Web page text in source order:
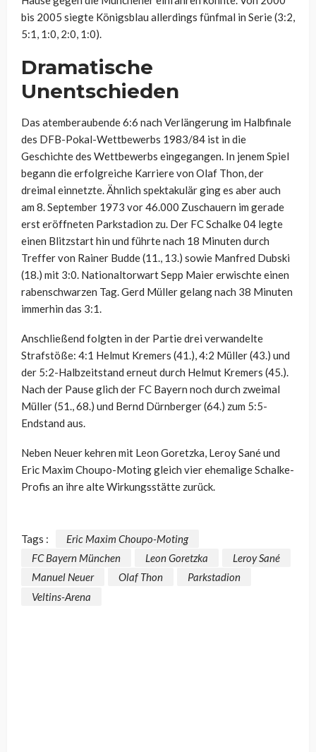
bis 2005 siegte Königsblau allerdings fünfmal in Serie (3:2,
5:1, 1:0, 2:0, 1:0).
Dramatische
Unentschieden
Das atemberaubende 6:6 nach Verlängerung im Halbfinale
des DFB-Pokal-Wettbewerbs 1983/84 ist in die
Geschichte des Wettbewerbs eingegangen. In jenem Spiel
begann die erfolgreiche Karriere von Olaf Thon, der
dreimal einnetzte. Ähnlich spektakulär ging es aber auch
am 8. September 1973 vor 46.000 Zuschauern im gerade
erst eröffneten Parkstadion zu. Der FC Schalke 04 legte
einen Blitzstart hin und führte nach 18 Minuten durch
Treffer von Rainer Budde (11., 13.) sowie Manfred Dubski
(18.) mit 3:0. Nationaltorwart Sepp Maier erwischte einen
rabenschwarzen Tag. Gerd Müller gelang nach 38 Minuten
immerhin das 3:1.
Anschließend folgten in der Partie drei verwandelte
Strafstöße: 4:1 Helmut Kremers (41.), 4:2 Müller (43.) und
der 5:2-Halbzeitstand erneut durch Helmut Kremers (45.).
Nach der Pause glich der FC Bayern noch durch zweimal
Müller (51., 68.) und Bernd Dürnberger (64.) zum 5:5-
Endstand aus.
Neben Neuer kehren mit Leon Goretzka, Leroy Sané und
Eric Maxim Choupo-Moting gleich vier ehemalige Schalke-
Profis an ihre alte Wirkungsstätte zurück.
Tags :
Eric Maxim Choupo-Moting
FC Bayern München
Leon Goretzka
Leroy Sané
Manuel Neuer
Olaf Thon
Parkstadion
Veltins-Arena